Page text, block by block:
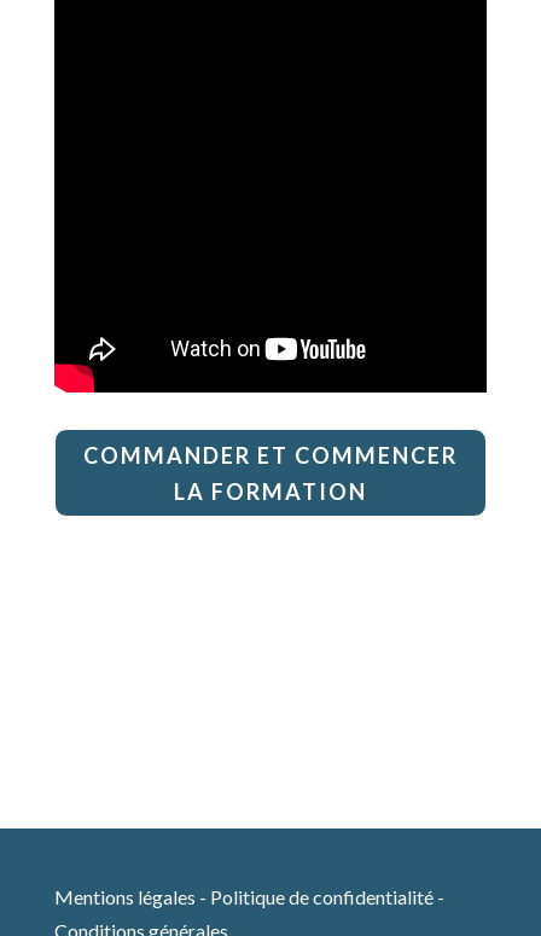
COMMANDER ET COMMENCER
LA FORMATION
Mentions légales - Politique de confidentialité-
Conditions générales